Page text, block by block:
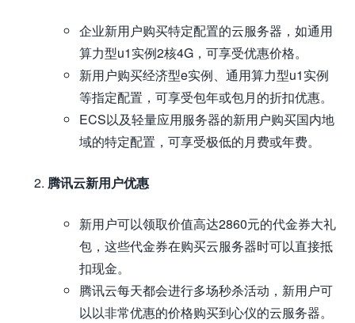
企业新用户购买特定配置的云服务器，如通用
算力型u1实例2核4G，可享受优惠价格。
新用户购买经济型e实例、通用算力型u1实例
等指定配置，可享受包年或包月的折扣优惠。
ECS以及轻量应用服务器的新用户购买国内地
域的特定配置，可享受极低的月费或年费。
腾讯云新用户优惠
新用户可以领取价值高达2860元的代金券大礼
包，这些代金券在购买云服务器时可以直接抵
扣现金。
腾讯云每天都会进行多场秒杀活动，新用户可
以以非常优惠的价格购买到心仪的云服务器。